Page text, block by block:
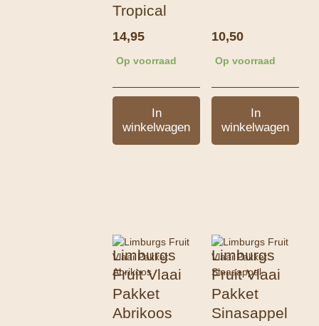
Tropical
14,95
Op voorraad
In
winkelwagen
10,50
Op voorraad
In
winkelwagen
Limburgs
Fruit Vlaai
Pakket
Abrikoos
Limburgs
Fruit Vlaai
Pakket
Sinasappel